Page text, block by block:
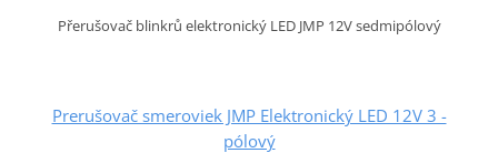
Přerušovač blinkrů elektronický LED JMP 12V sedmipólový
Prerušovač smeroviek JMP Elektronický LED 12V 3 -
pólový